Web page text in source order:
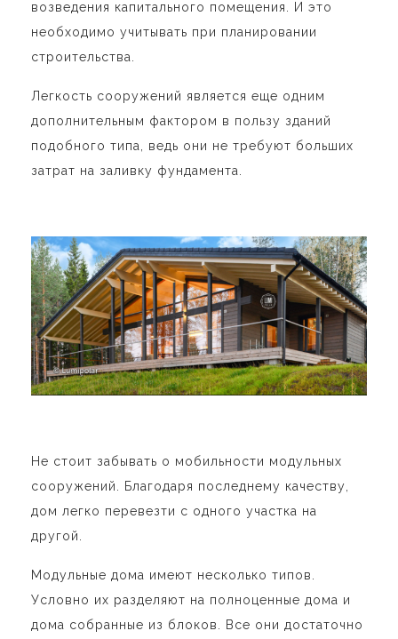
возведения капитального помещения. И это
необходимо учитывать при планировании
строительства.
Легкость сооружений является еще одним
дополнительным фактором в пользу зданий
подобного типа, ведь они не требуют больших
затрат на заливку фундамента.
Не стоит забывать о мобильности модульных
сооружений. Благодаря последнему качеству,
дом легко перевезти с одного участка на
другой.
Модульные дома имеют несколько типов.
Условно их разделяют на полноценные дома и
дома собранные из блоков. Все они достаточно